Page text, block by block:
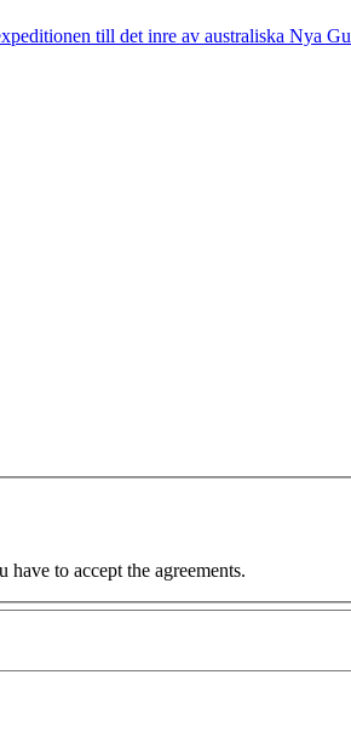
till det inre av australiska Nya
to accept the agreements.